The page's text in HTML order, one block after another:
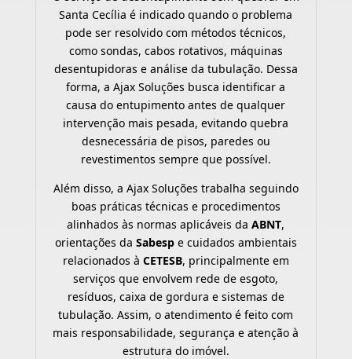
Santa Cecília é indicado quando o problema
pode ser resolvido com métodos técnicos,
como sondas, cabos rotativos, máquinas
desentupidoras e análise da tubulação. Dessa
forma, a Ajax Soluções busca identificar a
causa do entupimento antes de qualquer
intervenção mais pesada, evitando quebra
desnecessária de pisos, paredes ou
revestimentos sempre que possível.
Além disso, a Ajax Soluções trabalha seguindo
boas práticas técnicas e procedimentos
alinhados às normas aplicáveis daABNT,
orientações da Sabespe cuidados ambientais
relacionados à CETESB, principalmente em
serviços que envolvem rede de esgoto,
resíduos, caixa de gordura e sistemas de
tubulação. Assim, o atendimento é feito com
mais responsabilidade, segurança e atenção à
estrutura do imóvel.